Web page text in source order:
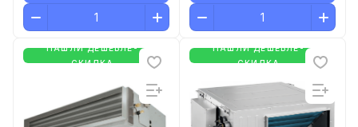
НАШЛИ ДЕШЕВЛЕ-
СКИДКА
НАШЛИ ДЕШЕВЛЕ-
СКИДКА